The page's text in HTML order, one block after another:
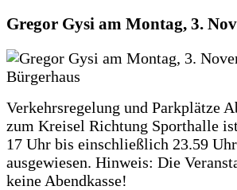
Gregor Gysi am Montag, 3.
Verkehrsregelung und Parkplätze
zum Kreisel Richtung Sporthalle
17 Uhr bis einschließlich 23.59
ausgewiesen. Hinweis: Die
keine Abendkasse!